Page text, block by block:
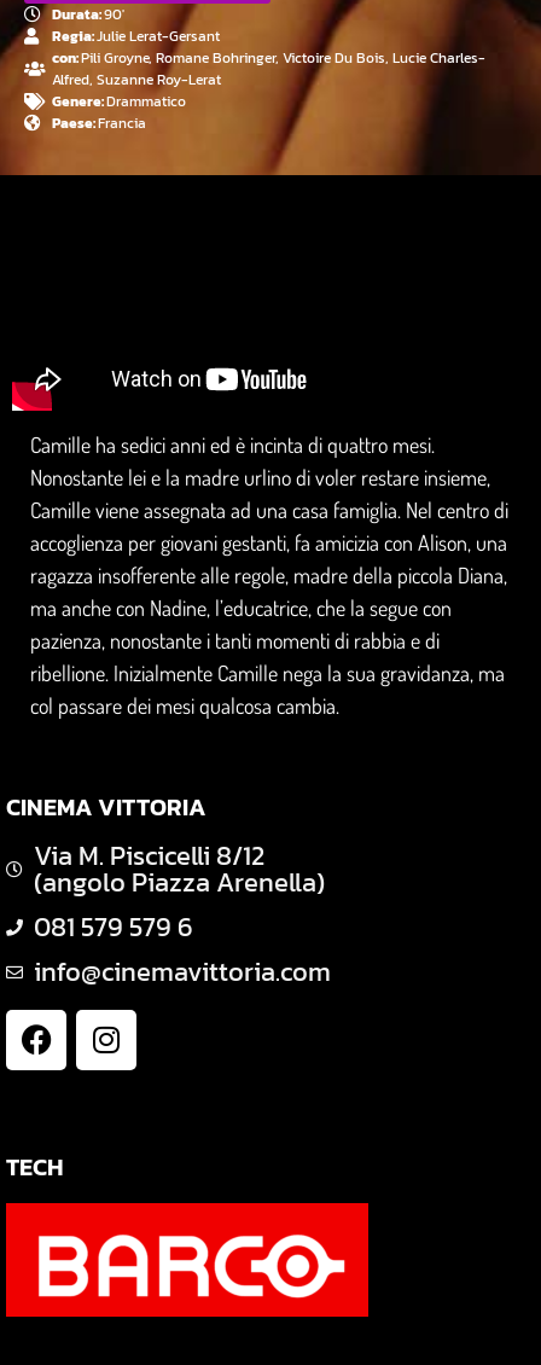
Durata:90'
Regia:Julie Lerat-Gersant
con:Pili Groyne, Romane Bohringer, Victoire Du Bois, Lucie Charles-
Alfred, Suzanne Roy-Lerat
Genere:Drammatico
Paese:Francia
Camille ha sedici anni ed è incinta di quattro mesi.
Nonostante lei e la madre urlino di voler restare insieme,
Camille viene assegnata ad una casa famiglia. Nel centro di
accoglienza per giovani gestanti, fa amicizia con Alison, una
ragazza insofferente alle regole, madre della piccola Diana,
ma anche con Nadine, l’educatrice, che la segue con
pazienza, nonostante i tanti momenti di rabbia e di
ribellione. Inizialmente Camille nega la sua gravidanza, ma
col passare dei mesi qualcosa cambia.
CINEMA VITTORIA
Via M. Piscicelli 8/12
(angolo Piazza Arenella)
081 579 579 6
info@cinemavittoria.com
TECH